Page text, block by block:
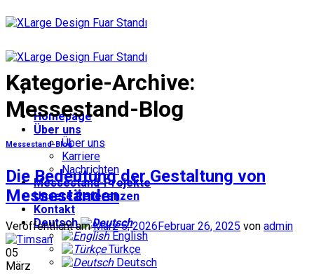
Inhalt
Homepage
Über uns
Über uns
Karriere
Nachrichten
Messestand-Projekte
Unsere Referenzen
Kontakt
Deutsch
English
Türkçe
Deutsch
Kategorie-Archive:
Messestand-Blog
Messestand-Blog
Die Bedeutung der Gestaltung von
Messeständen
Veröffentlicht amMärz 5, 2026 Februar 26, 2025 von admin
05
März